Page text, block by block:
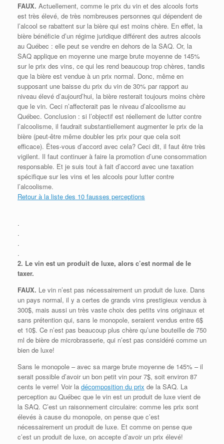
FAUX. Actuellement, comme le prix du vin et des alcools forts
est très élevé, de très nombreuses personnes qui dépendent de
l’alcool se rabattent sur la bière qui est moins chère. En effet, la
bière bénéficie d’un régime juridique différent des autres alcools
au Québec : elle peut se vendre en dehors de la SAQ. Or, la
SAQ applique en moyenne une marge brute moyenne de 145%
sur le prix des vins, ce qui les rend beaucoup trop chères, tandis
que la bière est vendue à un prix normal. Donc, même en
supposant une baisse du prix du vin de 30% par rapport au
niveau élevé d’aujourd’hui, la bière resterait toujours moins chère
que le vin. Ceci n’affecterait pas le niveau d’alcoolisme au
Québec. Conclusion : si l’objectif est réellement de lutter contre
l’alcoolisme, il faudrait substantiellement augmenter le prix de la
bière (peut-être même doubler les prix pour que cela soit
efficace). Êtes-vous d’accord avec cela? Ceci dit, il faut être très
vigilent. Il faut continuer à faire la promotion d’une consommation
responsable. Et je suis tout à fait d’accord avec une taxation
spécifique sur les vins et les alcools pour lutter contre
l’alcoolisme.
Retour à la liste des 10 fausses perceptions
.
.
.
.
2. Le vin est un produit de luxe, alors c’est normal de le
taxer.
FAUX. Le vin n’est pas nécessairement un produit de luxe. Dans
un pays normal, il y a certes de grands vins prestigieux vendus à
300$, mais aussi un très vaste choix des petits vins originaux et
sans prétention qui, sans le monopole, seraient vendus entre 6$
et 10$. Ce n’est pas beaucoup plus chère qu’une bouteille de 750
ml de bière de microbrasserie, qui n’est pas considéré comme un
bien de luxe!
Sans le monopole – avec sa marge brute moyenne de 145% – il
serait possible d’avoir un bon petit vin pour 7$, soit environ 87
cents le verre! Voir la décomposition du prix de la SAQ. La
perception au Québec que le vin est un produit de luxe vient de
la SAQ. C’est un raisonnement circulaire: comme les prix sont
élevés à cause du monopole, on pense que c’est
nécessairement un produit de luxe. Et comme on pense que
c’est un produit de luxe, on accepte d’avoir un prix élevé!